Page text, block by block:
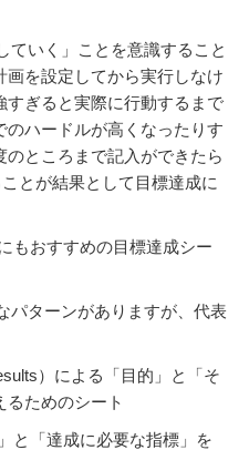
ていく」ことを意識すること
を設定してから実行しなけ
すぎると実際に行動するまで
ハードルが高くなったりす
ところまで記入ができたら
とが結果として目標達成に
もおすすめの目標達成シー
パターンがありますが、代表
）による「目的」と「そ
るためのシート
と「達成に必要な指標」を